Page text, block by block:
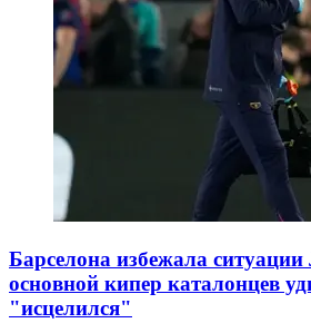
Барселона избежала
основной кипер каталонцев
"исцелился"